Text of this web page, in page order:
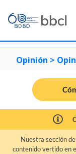
Opinión >
Nuestra sección de
contenido vertido en